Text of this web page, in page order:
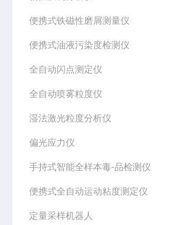
便携式铁磁性磨屑测量仪
便携式油液污染度检测仪
全自动闪点测定仪
全自动喷雾粒度仪
湿法激光粒度分析仪
偏光应力仪
手持式智能全样本毒-品检测仪
便携式全自动运动粘度测定仪
定量采样机器人